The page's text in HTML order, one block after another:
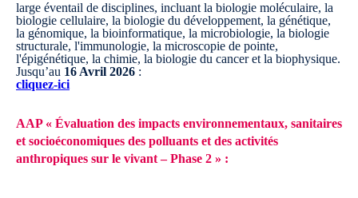
large éventail de disciplines, incluant la biologie moléculaire, la
biologie cellulaire, la biologie du développement, la génétique,
la génomique, la bioinformatique, la microbiologie, la biologie
structurale, l'immunologie, la microscopie de pointe,
l'épigénétique, la chimie, la biologie du cancer et la biophysique.
Jusqu’au 16 Avril 2026 :
cliquez-ici
AAP « Évaluation des impacts environnementaux, sanitaires
et socioéconomiques des polluants et des activités
anthropiques sur le vivant – Phase 2 » :